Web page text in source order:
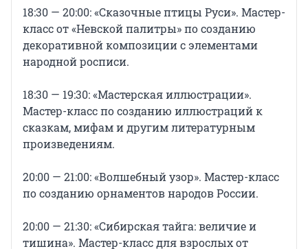
18:30 — 20:00: «Сказочные птицы Руси». Мастер-
класс от «Невской палитры» по созданию
декоративной композиции с элементами
народной росписи.
18:30 — 19:30: «Мастерская иллюстрации».
Мастер-класс по созданию иллюстраций к
сказкам, мифам и другим литературным
произведениям.
20:00 — 21:00: «Волшебный узор». Мастер-класс
по созданию орнаментов народов России.
20:00 — 21:30: «Сибирская тайга: величие и
тишина». Мастер-класс для взрослых от